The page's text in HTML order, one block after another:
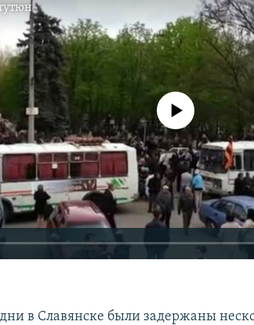
No media source currently
в Славянске были задержаны